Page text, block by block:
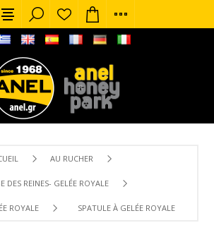
AU RUCHER
DES REINES- GELÉE ROYALE
ROYALE SPATULE À GELÉE ROYALE